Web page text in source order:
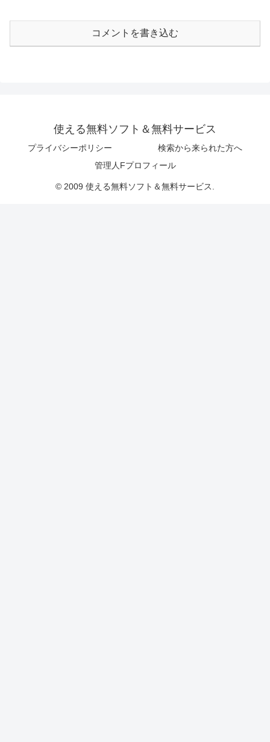
コメントを書き込む
使える無料ソフト＆無料サービス
プライバシーポリシー
検索から来られた方へ
管理人Fプロフィール
© 2009 使える無料ソフト＆無料サービス.